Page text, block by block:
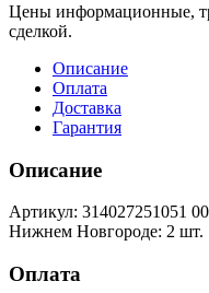
Цены информационные,
сделкой.
Описание
Оплата
Доставка
Гарантия
Описание
Артикул: 314027251051
Нижнем Новгороде: 2 шт.
Оплата